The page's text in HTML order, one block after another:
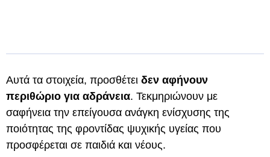
Αυτά τα στοιχεία, προσθέτει δεν αφήνουν
περιθώριο για αδράνεια. Τεκμηριώνουν με
σαφήνεια την επείγουσα ανάγκη ενίσχυσης της
ποιότητας της φροντίδας ψυχικής υγείας που
προσφέρεται σε παιδιά και νέους.